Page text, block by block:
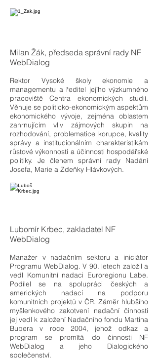
Milan Žák, předseda správní rady NF
WebDialog
Rektor Vysoké školy ekonomie a
managementu a ředitel jejího výzkumného
pracoviště Centra ekonomických studií.
Věnuje se politicko-ekonomickým aspektům
ekonomického vývoje, zejména oblastem
zahrnujícím vliv zájmových skupin na
rozhodování, problematice korupce, kvality
správy a institucionálním charakteristikám
růstové výkonnosti a účinnosti hospodářské
politiky. Je členem správní rady Nadání
Josefa, Marie a Zdeňky Hlávkových.
Lubomír Krbec, zakladatel NF
WebDialog
Manažer v nadačním sektoru a iniciátor
Programu WebDialog. V 90. letech založil a
vedl Komunitní nadaci Euroregionu Labe.
Podílel se na spolupráci českých a
amerických nadací na podporu
komunitních projektů v ČR. Záměr hlubšího
myšlenkového zakotvení nadační činnosti
jej vedl k založení Nadačního fondu Martina
Bubera v roce 2004, jehož odkaz a
program se promítá do činnosti NF
WebDialog a jeho Dialogického
společenství.